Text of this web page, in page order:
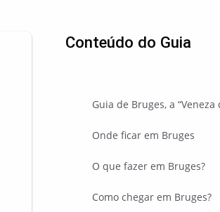
Conteúdo do Guia
Guia de Bruges, a “Veneza
Onde ficar em Bruges
O que fazer em Bruges?
Como chegar em Bruges?